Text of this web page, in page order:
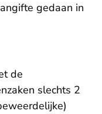
gedaan in
de
slechts 2